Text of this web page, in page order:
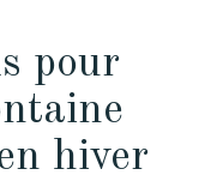
pour
hiver